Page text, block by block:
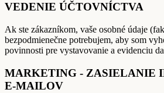
VEDENIE ÚČTOVNÍCTVA
Ak ste zákazníkom, vaše osobné údaje
bezpodmienečne potrebujem, aby som
povinnosti pre vystavovanie a evidenciu
MARKETING - ZASIELANIE
E-MAILOV